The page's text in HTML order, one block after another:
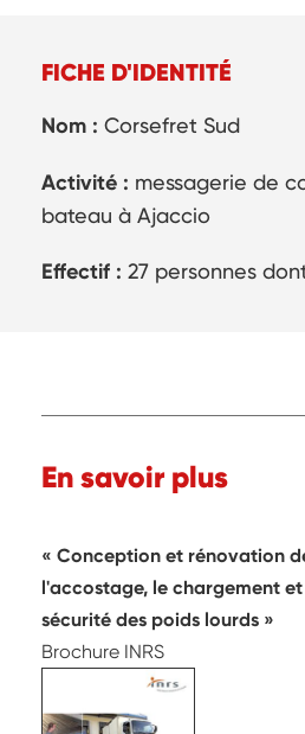
FICHE D'IDENTITÉ
Nom : Corsefret Sud
Activité : messagerie de
bateau à Ajaccio
Effectif : 27 personnes
En savoir plus
Conception et rénovation
l'accostage, le chargement
sécurité des poids lourds
Brochure INRS